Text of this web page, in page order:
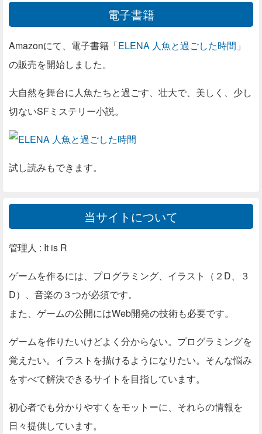
電子書籍
Amazonにて、電子書籍「ELENA 人魚と過ごした時間 」
の販売を開始しました。
大自然を舞台に人魚たちと過ごす、壮大で、美しく、少し
切ないSFミステリー小説。
試し読みもできます。
当サイトについて
管理人 : It is R
ゲームを作るには、プログラミング、イラスト（２D、３
D）、音楽の３つが必須です。
また、ゲームの公開にはWeb開発の技術も必要です。
ゲームを作りたいけどよく分からない。プログラミングを
覚えたい。イラストを描けるようになりたい。そんな悩み
をすべて解決できるサイトを目指しています。
初心者でも分かりやすくをモットーに、それらの情報を
日々提供しています。